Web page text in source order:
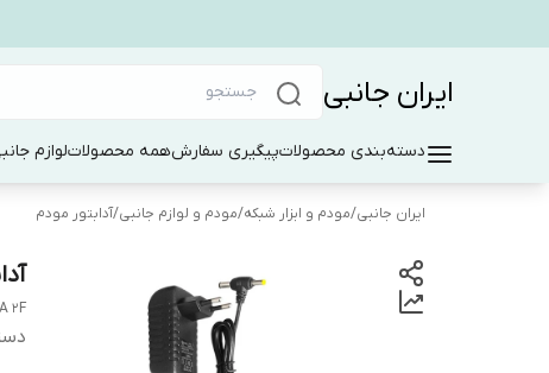
ایران جانبی
دسته‌بندی محصولاتپیگیری سفارشهمه محصولاتلوازم
ایران جانبی/مودم و ابزار شبکه/مودم و لوازم جانبی/آدابتور مودم
2F